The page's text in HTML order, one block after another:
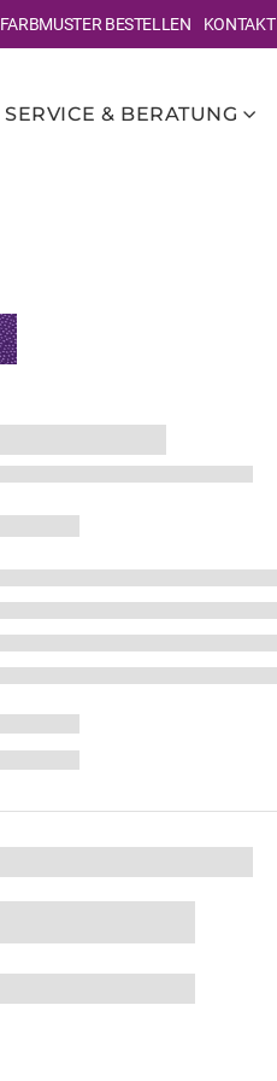
FARBMUSTER BESTELLEN KONTAKT
SERVICE & BERATUNG